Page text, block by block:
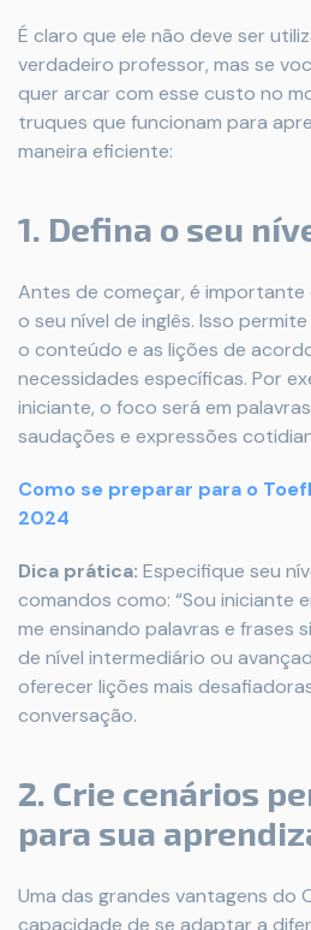
É claro que ele não deve ser
verdadeiro professor, mas se
quer arcar com esse custo no
truques que funcionam para
maneira eficiente:
1. Defina o seu
Antes de começar, é importante
o seu nível de inglês. Isso
o conteúdo e as lições de
necessidades específicas. Por
iniciante, o foco será em
saudações e expressões
Como se preparar para o
2024
Dica prática: Especifique seu
comandos como: “Sou iniciante
me ensinando palavras e frases
de nível intermediário ou
oferecer lições mais
conversação.
2. Crie cenários
para sua
Uma das grandes vantagens do
capacidade de se adaptar a